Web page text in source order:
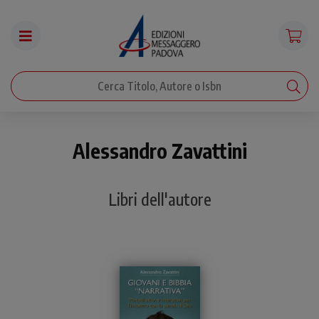
Alessandro Zavattini
Libri dell'autore